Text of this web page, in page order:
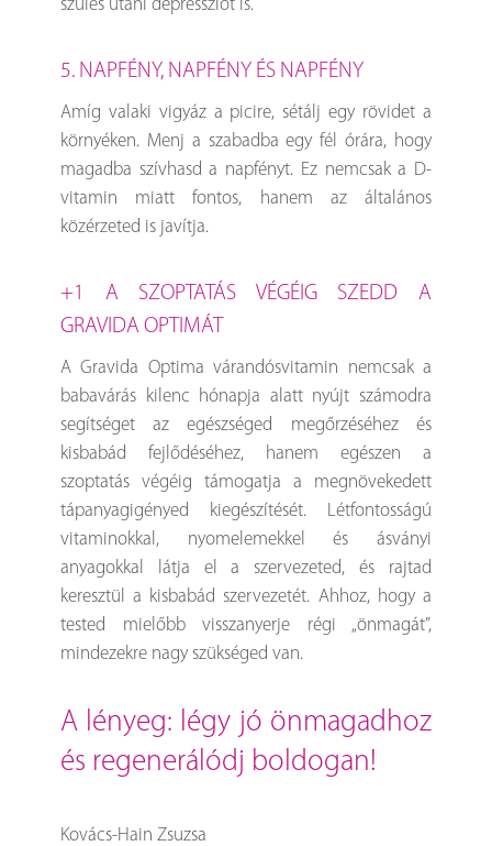
szülés utáni depressziót is.
5. NAPFÉNY, NAPFÉNY ÉS NAPFÉNY
Amíg valaki vigyáz a picire, sétálj egy rövidet a
környéken. Menj a szabadba egy fél órára, hogy
magadba szívhasd a napfényt. Ez nemcsak a D-
vitamin miatt fontos, hanem az általános
közérzeted is javítja.
+1 A SZOPTATÁS VÉGÉIG SZEDD A
GRAVIDA OPTIMÁT
A Gravida Optima várandósvitamin nemcsak a
babavárás kilenc hónapja alatt nyújt számodra
segítséget az egészséged megőrzéséhez és
kisbabád fejlődéséhez, hanem egészen a
szoptatás végéig támogatja a megnövekedett
tápanyagigényed kiegészítését. Létfontosságú
vitaminokkal, nyomelemekkel és ásványi
anyagokkal látja el a szervezeted, és rajtad
keresztül a kisbabád szervezetét. Ahhoz, hogy a
tested mielőbb visszanyerje régi „önmagát”,
mindezekre nagy szükséged van.
a lényeg: légy jó önmagadhoz
és regenerálódj boldogan!
Kovács-Hain Zsuzsa